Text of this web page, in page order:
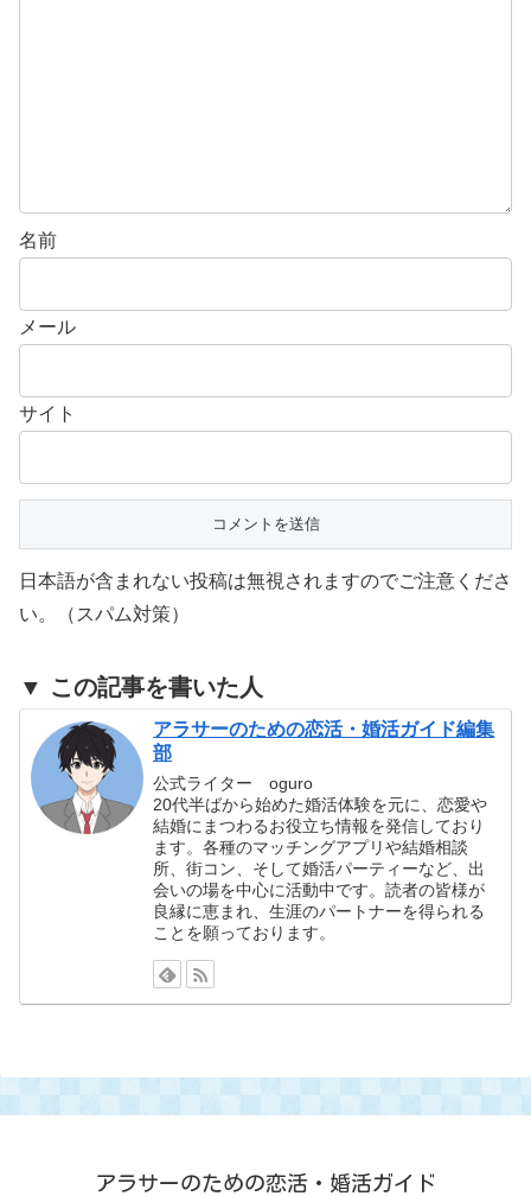
名前
メール
サイト
日本語が含まれない投稿は無視されますのでご注意くださ
い。（スパム対策）
▼ この記事を書いた人
アラサーのための恋活・婚活ガイド編集
部
公式ライター oguro
20代半ばから始めた婚活体験を元に、恋愛や
結婚にまつわるお役立ち情報を発信しており
ます。各種のマッチングアプリや結婚相談
所、街コン、そして婚活パーティーなど、出
会いの場を中心に活動中です。読者の皆様が
良縁に恵まれ、生涯のパートナーを得られる
ことを願っております。
アラサーのための恋活・婚活ガイド